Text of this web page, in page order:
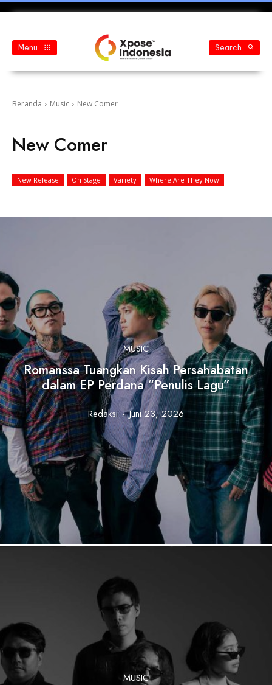
Menu Search
Beranda Music New Comer
New Comer
New Release On Stage Variety Where Are They Now
MUSIC
Romanssa Tuangkan Kisah Persahabatan
dalam EP Perdana “Penulis Lagu”
Redaksi - Juni 23, 2026
MUSIC